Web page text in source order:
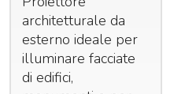
architetturale da
esterno ideale per
illuminare facciate
di edifici,